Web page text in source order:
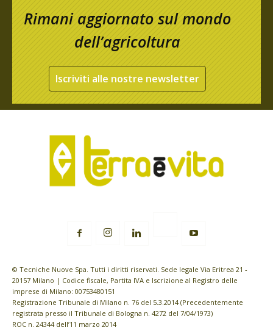
Rimani aggiornato sul mondo
dell’agricoltura
Iscriviti alle nostre newsletter
© Tecniche Nuove Spa. Tutti i diritti riservati. Sede legale Via Eritrea 21 -
20157 Milano | Codice fiscale, Partita IVA e Iscrizione al Registro delle
imprese di Milano: 00753480151
Registrazione Tribunale di Milano n. 76 del 5.3.2014 (Precedentemente
registrata presso il Tribunale di Bologna n. 4272 del 7/04/1973)
ROC n. 24344 dell’11 marzo 2014